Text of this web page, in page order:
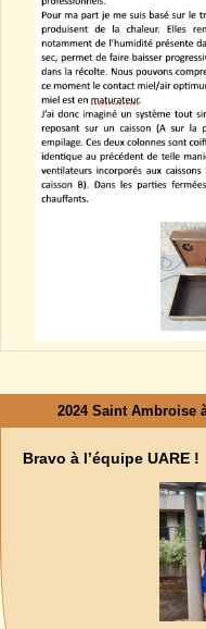
2024 Saint Ambroise
Bravo à l’équipe UARE !